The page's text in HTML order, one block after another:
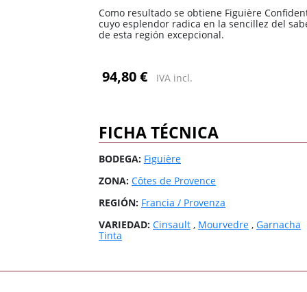
España / Islas
Baleares
Todas las zonas Todos los países
España / Islas
Baleares
Todas las zonas Todos los países
Como resultado se obtiene Figuière
cuyo esplendor radica en la sencillez del
de esta región excepcional.
94,80 € IVA incl.
FICHA TÉCNICA
BODEGA: Figuière
ZONA: Côtes de Provence
REGIÓN: Francia / Provenza
VARIEDAD: Cinsault , Mourvedre , Garnacha
Tinta